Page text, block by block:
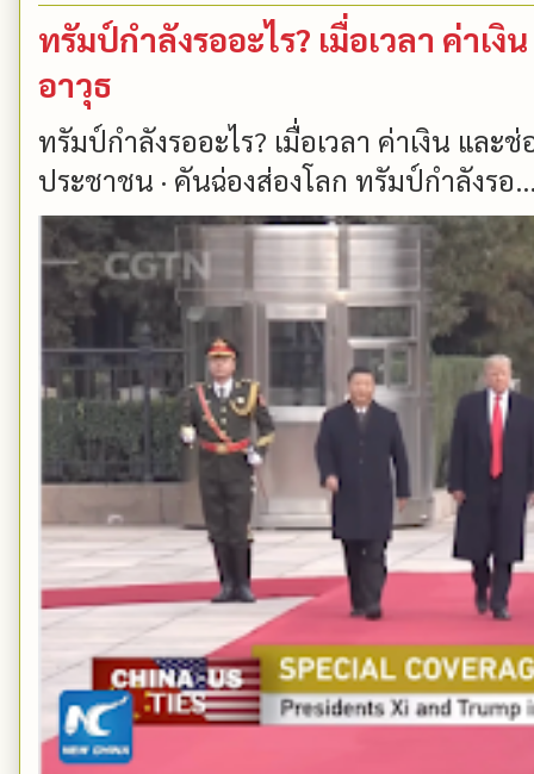
ทรัมป์กำลังรออะไร? เมื่อเวลา ค่าเ
อาวุธ
ทรัมป์กำลังรออะไร? เมื่อเวลา ค่าเงิน แล
ประชาชน · คันฉ่องส่องโลก ทรัมป์กำลังรอ